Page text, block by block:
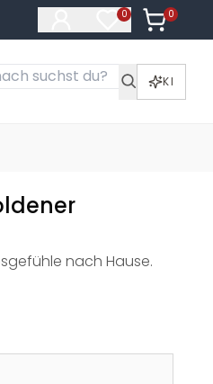
0
Artikel im
0
Artikel
KI
nach Hause.